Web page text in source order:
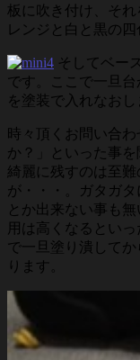
板に吹き付け、そ
レンジと白と黒の四
そしてベー
です。ここで一旦
を塗装で入れなおし
時々頂くお問い合
か？」といった事
綺麗に残すのは至難
が・・・。ガタガ
とか出来ない事も
用は高くなるとい
で一旦塗り潰して
ります。